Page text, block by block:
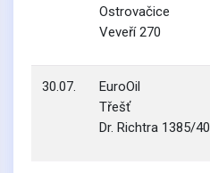
Ostrovačice
Veveří 270
30.07.
EuroOil
Třešť
Dr. Richtra 1385/40